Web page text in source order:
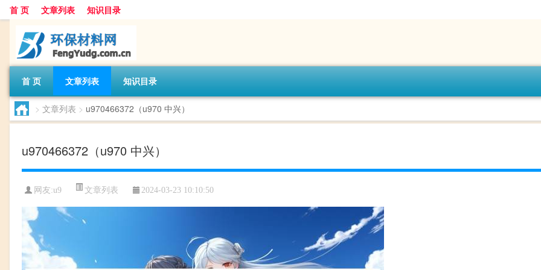
首 页 文章列表 知识目录
首 页 文章列表 知识目录
> 文章列表 > u970466372（u970 中兴）
u970466372（u970 中兴）
网友:u9 文章列表 2024-03-23 10:10:50